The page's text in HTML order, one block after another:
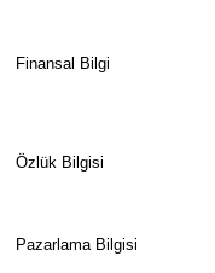
Finansal Bilgi
Özlük Bilgisi
Pazarlama Bilgisi